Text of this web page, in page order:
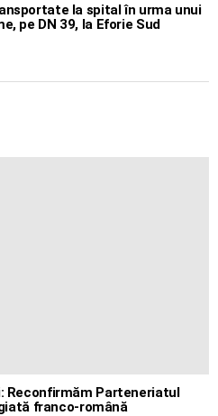
la spital în urma unui
pe DN 39, la Eforie Sud
Reconfirmăm Parteneriatul
franco-română